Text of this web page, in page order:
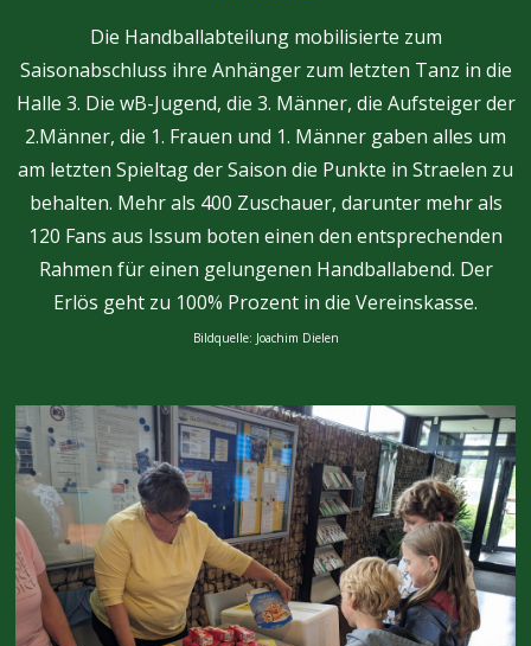
Die Handballabteilung mobilisierte zum
Saisonabschluss ihre Anhänger zum letzten Tanz in die
Halle 3. Die wB-Jugend, die 3. Männer, die Aufsteiger der
2.Männer, die 1. Frauen und 1. Männer gaben alles um
am letzten Spieltag der Saison die Punkte in Straelen zu
behalten. Mehr als 400 Zuschauer, darunter mehr als
120 Fans aus Issum boten einen den entsprechenden
Rahmen für einen gelungenen Handballabend. Der
Erlös geht zu 100% Prozent in die Vereinskasse.
Bildquelle: Joachim Dielen